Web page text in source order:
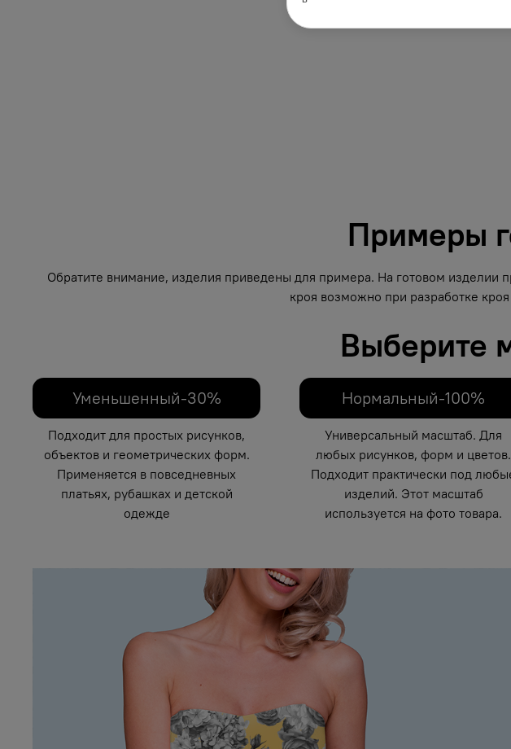
Примеры
Обратите внимание, изделия приведены для примера. На готовом изделии
кроя возможно при разработке
Выберите
Уменьшенный-30%
Подходит для простых рисунков,
объектов и геометрических форм.
Применяется в повседневных
платьях, рубашках и детской
одежде
Нормальный-100%
Универсальный масштаб. Для
любых рисунков, форм и цветов.
Подходит практически под
изделий. Этот масштаб
используется на фото товара.